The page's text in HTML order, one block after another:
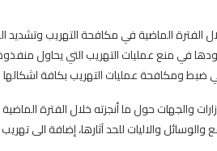
الفترة الماضية في مكافحة التهريب وتشديد
في منع عمليات التهريب التي يحاول
ضبط ومكافحة عمليات التهريب بكافة
والجهات حول ما أنجزته خلال الفترة
والاليات للحد آثارها، إضافة الى